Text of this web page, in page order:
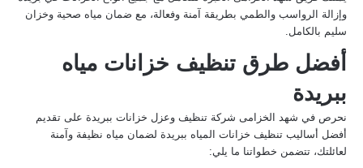
وإزالة الرواسب والطمي بطريقة آمنة وفعالة، مع ضمان مياه صحية وخزان
سليم بالكامل.
أفضل طرق تنظيف خزانات مياه
ببريدة
نحرص في شهد الخزامى شركة تنظيف وعزل خزانات ببريدة على تقديم
أفضل أساليب تنظيف خزانات المياه ببريدة لضمان مياه نظيفة وآمنة
لعائلتك، تتضمن خطواتنا ما يلي: